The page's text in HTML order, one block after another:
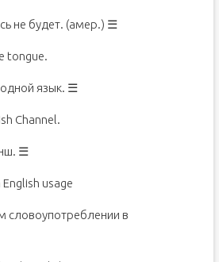
не будет. (амер.) ☰
tongue.
язык. ☰
Channel.
☰
usage
словоупотреблении в